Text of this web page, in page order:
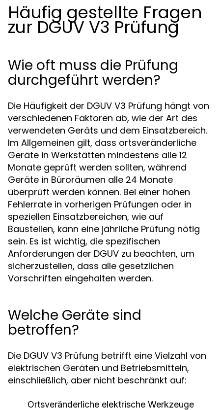
Häufig gestellte Fragen
zur DGUV V3 Prüfung
Wie oft muss die Prüfung
durchgeführt werden?
Die Häufigkeit der DGUV V3 Prüfung hängt von
verschiedenen Faktoren ab, wie der Art des
verwendeten Geräts und dem Einsatzbereich.
Im Allgemeinen gilt, dass ortsveränderliche
Geräte in Werkstätten mindestens alle 12
Monate geprüft werden sollten, während
Geräte in Büroräumen alle 24 Monate
überprüft werden können. Bei einer hohen
Fehlerrate in vorherigen Prüfungen oder in
speziellen Einsatzbereichen, wie auf
Baustellen, kann eine jährliche Prüfung nötig
sein. Es ist wichtig, die spezifischen
Anforderungen der DGUV zu beachten, um
sicherzustellen, dass alle gesetzlichen
Vorschriften eingehalten werden.
Welche Geräte sind
betroffen?
Die DGUV V3 Prüfung betrifft eine Vielzahl von
elektrischen Geräten und Betriebsmitteln,
einschließlich, aber nicht beschränkt auf:
Ortsveränderliche elektrische Werkzeuge